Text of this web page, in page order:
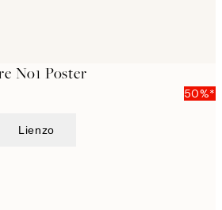
No1 Poster
50%*
Lienzo